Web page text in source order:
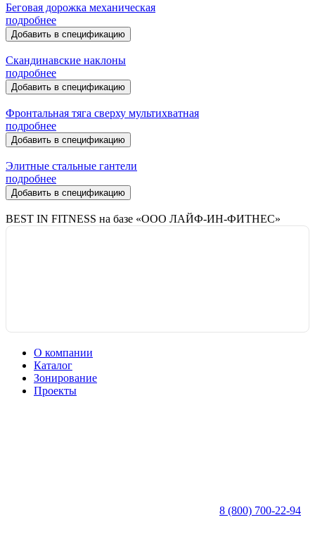
Беговая дорожка механическая
подробнее
Добавить в спецификацию
Скандинавские наклоны
подробнее
Добавить в спецификацию
Фронтальная тяга сверху мультихватная
подробнее
Добавить в спецификацию
Элитные стальные гантели
подробнее
Добавить в спецификацию
BEST IN FITNESS на базе «ООО ЛАЙФ-ИН-ФИТНЕС»
О компании
Каталог
Зонирование
Проекты
8 (800) 700-22-94